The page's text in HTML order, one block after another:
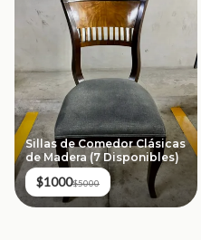
Sillas de Comedor Clásicas
de Madera (7 Disponibles)
$1000$5000